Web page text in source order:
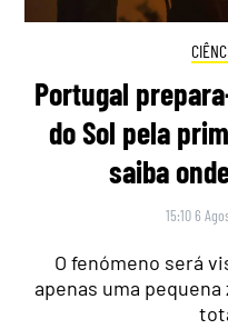
Portugal
do Sol pela
saiba
15:10 6
O fenómeno será
apenas uma